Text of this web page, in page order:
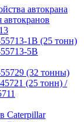
автокрана
автокранов
1В (25 тонн)
5В
(32 тонны)
(25 тонн) /
Caterpillar